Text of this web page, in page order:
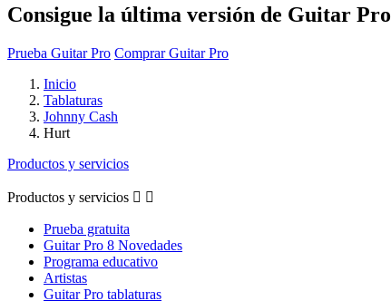
Consigue la última versión de Guitar Pro
Prueba Guitar Pro Comprar Guitar Pro
Inicio
Tablaturas
Johnny Cash
Hurt
Productos y servicios
Productos y servicios  
Prueba gratuita
Guitar Pro 8 Novedades
Programa educativo
Artistas
Guitar Pro tablaturas